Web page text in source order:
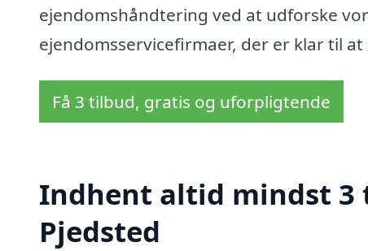
ejendomshåndtering ved at udforske
ejendomsservicefirmaer, der er klar til
Få 3 tilbud, gratis og uforpligtende
Indhent altid mindst 3
Pjedsted